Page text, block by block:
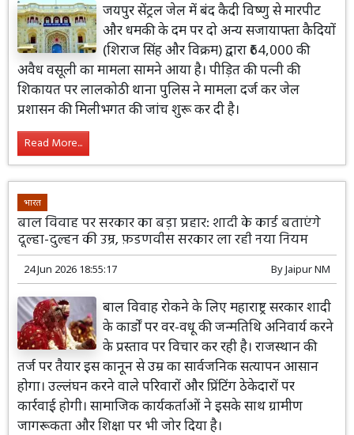
जयपुर सेंट्रल जेल में बंद कैदी विष्णु से मारपीट
और धमकी के दम पर दो अन्य सजायाफ्ता कैदियों
(शिराज सिंह और विक्रम) द्वारा ₹64,000 की
अवैध वसूली का मामला सामने आया है। पीड़ित की पत्नी की
शिकायत पर लालकोठी थाना पुलिस ने मामला दर्ज कर जेल
प्रशासन की मिलीभगत की जांच शुरू कर दी है।
Read More...
भारत
बाल विवाह पर सरकार का बड़ा प्रहार: शादी के कार्ड बताएंगे
दूल्हा-दुल्हन की उम्र, फ़डणवीस सरकार ला रही नया नियम
24 Jun 2026 18:55:17 ByJaipur NM
बाल विवाह रोकने के लिए महाराष्ट्र सरकार शादी
के कार्डों पर वर-वधू की जन्मतिथि अनिवार्य करने
के प्रस्ताव पर विचार कर रही है। राजस्थान की
तर्ज पर तैयार इस कानून से उम्र का सार्वजनिक सत्यापन आसान
होगा। उल्लंघन करने वाले परिवारों और प्रिंटिंग ठेकेदारों पर
कार्रवाई होगी। सामाजिक कार्यकर्ताओं ने इसके साथ ग्रामीण
जागरूकता और शिक्षा पर भी जोर दिया है।